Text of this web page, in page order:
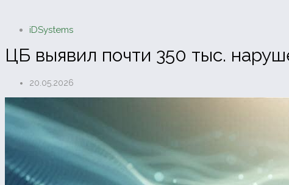
iDSystems
ЦБ выявил почти 350 тыс.
20.05.2026